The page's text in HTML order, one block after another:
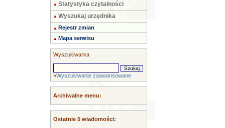
Statystyka czytalności
Wyszukaj urzędnika
Rejestr zmian
Mapa serwisu
Wyszukiwarka
»Wyszukiwanie zaawansowane
Archiwalne menu:
Ostatnie 5 wiadomości: